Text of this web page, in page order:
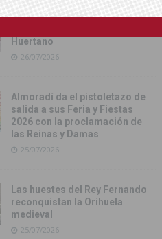
Almoradí presume de raíces
Huertano
26/07/2026
Almoradí da el pistoletazo de
salida a sus Feria y Fiestas
2026 con la proclamación de
las Reinas y Damas
25/07/2026
Las huestes del Rey Fernando
reconquistan la Orihuela
medieval
25/07/2026